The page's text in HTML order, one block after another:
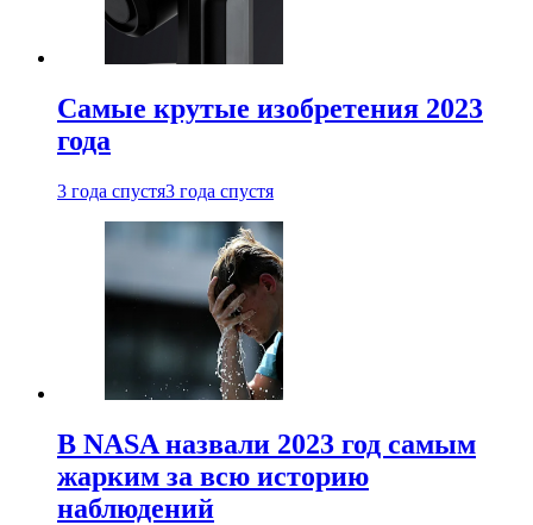
Самые крутые изобретения 2023
года
3 года спустя3 года спустя
В NASA назвали 2023 год самым
жарким за всю историю
наблюдений